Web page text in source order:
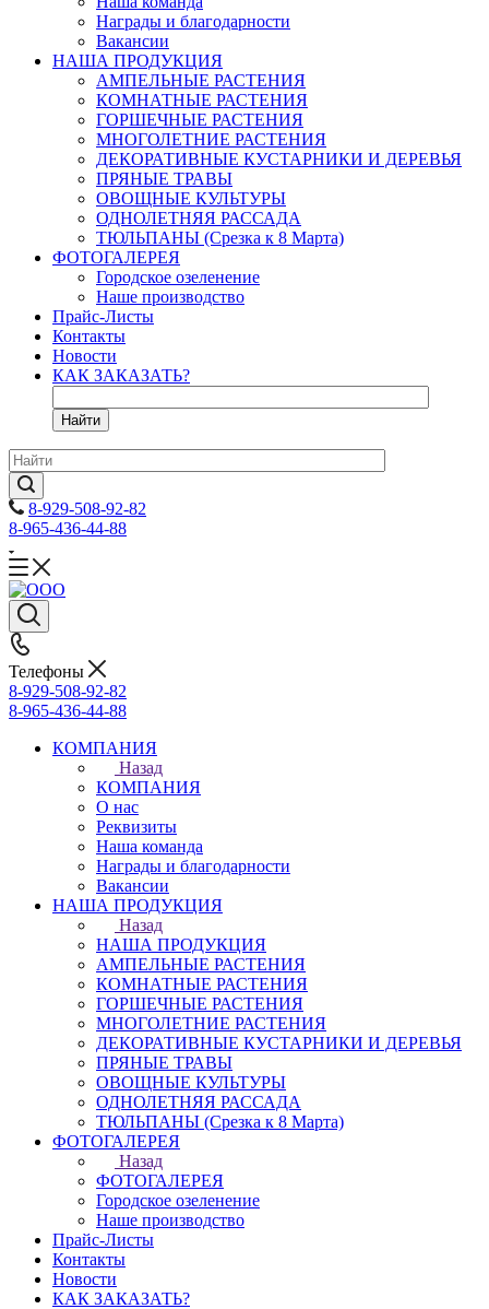
Награды и благодарности
Вакансии
НАША ПРОДУКЦИЯ
АМПЕЛЬНЫЕ РАСТЕНИЯ
КОМНАТНЫЕ РАСТЕНИЯ
ГОРШЕЧНЫЕ РАСТЕНИЯ
МНОГОЛЕТНИЕ РАСТЕНИЯ
ДЕКОРАТИВНЫЕ КУСТАРНИКИ И ДЕРЕВЬЯ
ПРЯНЫЕ ТРАВЫ
ОВОЩНЫЕ КУЛЬТУРЫ
ОДНОЛЕТНЯЯ РАССАДА
ТЮЛЬПАНЫ (Срезка к 8 Марта)
ФОТОГАЛЕРЕЯ
Городское озеленение
Наше производство
Прайс-Листы
Контакты
Новости
КАК ЗАКАЗАТЬ?
Найти
8-929-508-92-82
8-965-436-44-88
Телефоны
8-929-508-92-82
8-965-436-44-88
КОМПАНИЯ
Назад
КОМПАНИЯ
О нас
Реквизиты
Наша команда
Награды и благодарности
Вакансии
НАША ПРОДУКЦИЯ
Назад
НАША ПРОДУКЦИЯ
АМПЕЛЬНЫЕ РАСТЕНИЯ
КОМНАТНЫЕ РАСТЕНИЯ
ГОРШЕЧНЫЕ РАСТЕНИЯ
МНОГОЛЕТНИЕ РАСТЕНИЯ
ДЕКОРАТИВНЫЕ КУСТАРНИКИ И ДЕРЕВЬЯ
ПРЯНЫЕ ТРАВЫ
ОВОЩНЫЕ КУЛЬТУРЫ
ОДНОЛЕТНЯЯ РАССАДА
ТЮЛЬПАНЫ (Срезка к 8 Марта)
ФОТОГАЛЕРЕЯ
Назад
ФОТОГАЛЕРЕЯ
Городское озеленение
Наше производство
Прайс-Листы
Контакты
Новости
КАК ЗАКАЗАТЬ?